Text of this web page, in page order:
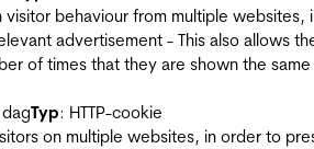
visitor behaviour from multiple websites,
advertisement - This also allows
of times that they are shown the same
Typ: HTTP-cookie
on multiple websites, in order to